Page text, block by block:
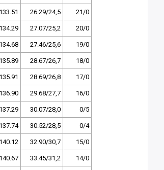
133.51 26.29/24,5 21/0
134.29 27.07/25,2 20/0
134.68 27.46/25,6 19/0
135.89 28.67/26,7 18/0
135.91 28.69/26,8 17/0
136.90 29.68/27,7 16/0
137.29 30.07/28,0 0/5
137.74 30.52/28,5 0/4
140.12 32.90/30,7 15/0
140.67 33.45/31,2 14/0